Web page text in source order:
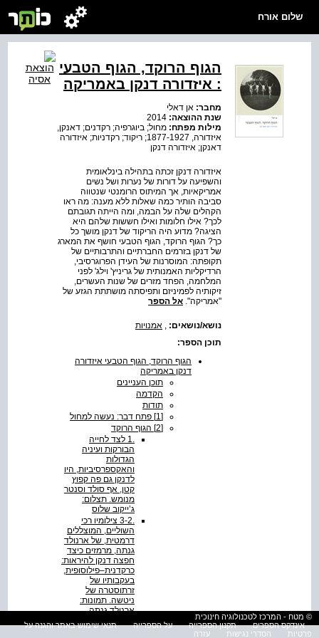
שלום אורח
הגוף הרוקד, הגוף הטבעי
: איזדורה דנקן באמריקה
מחבר: אן דאלי
שנת ההוצאה:
מילות מפתח: מחול; ביוגרפיה; רקדנים; דאנקן,
איזדורה, 1877-1927; ריקוד; רקדניות; איזדורה
דאנקן; איזדורה דנקן
איזדורה דנקן זכתה בתהילה בינלאומית
והשפיעה על דורות של נערות ושל נשים
אמריקאיות, אך המיתוס הרומנטי שנטווה
סביבה הותיר כמה שאלות ללא מענה: מה ראו
הקהלים שלה על הבמה, ומה הייתה תגובתם
לכך? אילו חלומות ואילו חששות שלהם היא
הציגה? מדוע היה הריקוד של דנקן מושך כל
כך? הגוף הרוקד, הגוף הטבעי חושף את המארג
של דנקן בזרמים החברתיים והתרבותיים של
תקופתה: המוסרנות של העידן הפרוגרסיבי,
הרדיקליות האמנותית של גריניץ' וילג' לפני
המלחמה, הפחד מזרים של שנות העשרים,
זיקותיה לפמיניזם ותפיסתה מושתתת הגזע של
"אמריקה". אל הספר
נושא/נושאים:
אמנויות
תוכן הספר:
הגוף הרוקד, הגוף הטבעי איזדורה
דנקן באמריקה
תוכן העניינים
הקדמה
תודות
[1] פתח דבר: נעשה למחול
[2] הגוף הרוקד
.1 לצד לחייה
הבורקות ועיניה
הגדולות
והאקספרסיביות, היו
לדנקן גם פה קפוץ
קטן, אף סולד וסנטר
מנומש. תצלום:
ג’ייקוב שלוס
.3-2 צילומיו רכי
השוליים, המוצללים
דרמטית, של ארנולד
גנתה, מרמזים כיצד
חפצה דנקן להיראות:
כרקדנית–פילוסופית,
בעקבותיו של
זרתוסטרה של
ניטשה. תמונות:
ארנולד גנתה.
.4 אברהם וולקוביץ’
לוכד את המישור
© מטח - המרכז לטכנולוגיה חינוכית
אינדקס הספרים
תקנון הספרייה על הספרייה
תנאי שימוש באתר והגנה על
פרטיות
הסדרי נגישות עזרה